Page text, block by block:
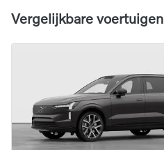
Vergelijkbare voertuigen